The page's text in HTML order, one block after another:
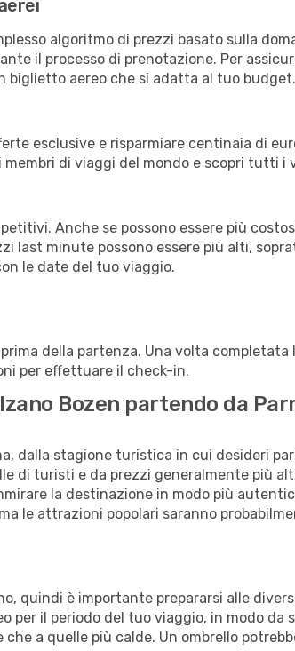
algoritmo di prezzi basato sulla
il processo di prenotazione. Per
biglietto aereo che si adatta al tuo budget.
esclusive e risparmiare centinaia di
di viaggi del mondo e scopri tutti i
Anche se possono essere più
last minute possono essere più alti,
le date del tuo viaggio.
della partenza. Una volta
per effettuare il check-in.
Bozen partendo da
dalla stagione turistica in cui desideri
di turisti e da prezzi generalmente più
la destinazione in modo più
le attrazioni popolari saranno
quindi è importante prepararsi alle
per il periodo del tuo viaggio, in modo
a quelle più calde. Un ombrello